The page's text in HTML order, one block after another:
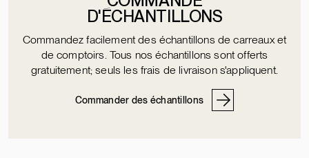
D'ÉCHANTILLONS
Commandez facilement des échantillons de carreaux et
de comptoirs. Tous nos échantillons sont offerts
gratuitement; seuls les frais de livraison s'appliquent.
Commander des échantillons